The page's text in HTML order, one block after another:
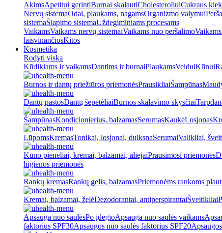
AkimsApetitui gerintiBurnai skalautiCholesteroliuiCukraus
Nervų sistemaOdai, plaukams, nagamsOrganizmo valymui
sistemaŠlapimo sistemaUždegiminiams procesams
VaikamsVaikams nervų sistemaiVaikams nuo peršalimo
laisvinančiosKitos
Kosmetika
Rodyti viską
Kūdikiams ir vaikamsDantims ir burnaiPlaukamsVeiduiKūnui
Burnos ir dantų priežiūros priemonėsPrausikliaiŠampūnas
Dantų pastosDantų šepetėliaiBurnos skalavimo skysčiai
ŠampūnasKondicionierius, balzamasSerumasKaukėLosjonas
LūpomsKremasTonikai, losjonai, dulksnaSerumaiValikliai,
Kūno pieneliai, kremai, balzamai, aliejaiPrausimosi priemonės
higienos priemonės
Rankų kremasRankų gelis, balzamasPriemonėms rankoms
Kremai, balzamai, želėDezodorantai, antiperspirantaiŠveitikliai
Apsauga nuo saulėsPo įdegioApsauga nuo saulės vaikams
faktorius SPF30Apsaugos nuo saulės faktorius SPF20